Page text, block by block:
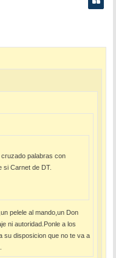
palabras con
si Carnet de DT.
pelele al mando,un Don
ni autoridad.Ponle a los
su disposicion que no te va a